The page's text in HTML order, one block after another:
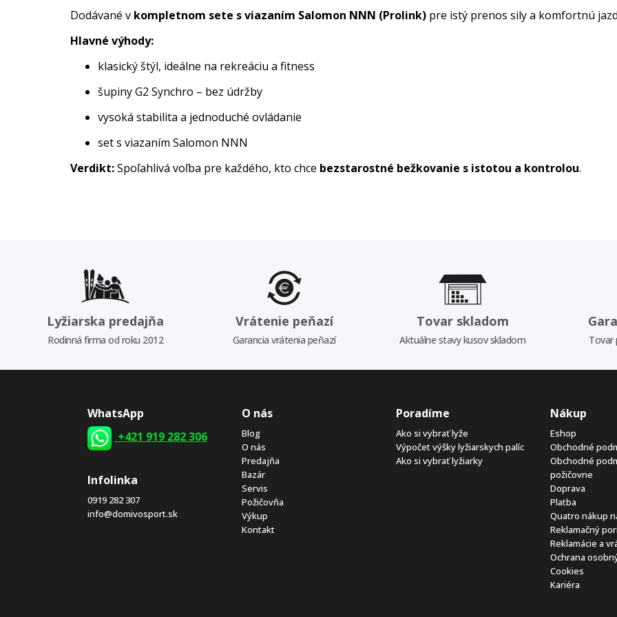
Dodávané v kompletnom sete s viazaním Salomon NNN (Prolink) pre istý prenos sily a komfortnú
Hlavné výhody:
klasický štýl, ideálne na rekreáciu a fitness
šupiny G2 Synchro – bez údržby
vysoká stabilita a jednoduché ovládanie
set s viazaním Salomon NNN
Verdikt:Spoľahlivá voľba pre každého, kto chce bezstarostné bežkovanie s istotou a kontrolou.
Lyžiarska predajňa
Rodinná firma od roku 2012
Vrátenie peňazí
Garancia vrátenia peňazí
Tovar skladom
Aktuálne stavy kusov skladom Tovar
WhatsApp
+421 919 282 306
Infolinka
0919 282 307
info@domivosport.sk
O nás
Blog
O nás
Predajňa
Bazár
Servis
Požičovňa
Výkup
Kontakt
Poradíme
Ako si vybrať lyže
Výpočet výšky lyžiarskych palíc
Ako si vybrať lyžiarky
Nákup
Eshop
Obchodné
Obchodné
požičovne
Doprava
Platba
Quatro nákup
Reklamačný
Reklamácie a
Ochrana
Cookies
Kariéra